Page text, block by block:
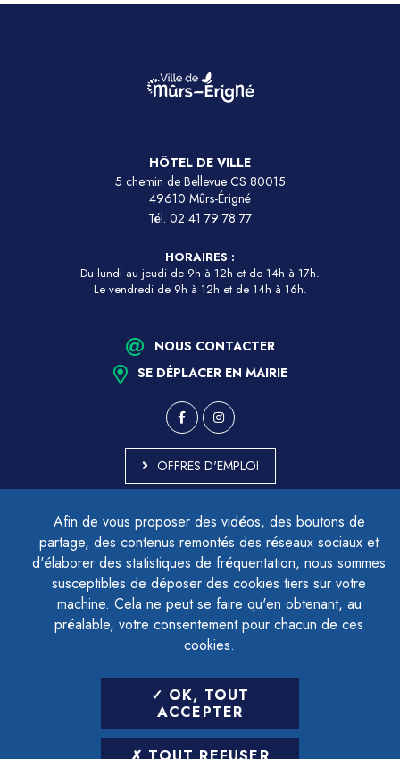
Afin de vous proposer des vidéos, des boutons de
partage, des contenus remontés des réseaux sociaux et
d'élaborer des statistiques de fréquentation, nous sommes
susceptibles de déposer des cookies tiers sur votre
machine. Cela ne peut se faire qu'en obtenant, au
préalable, votre consentement pour chacun de ces
cookies.
OK, TOUT
ACCEPTER
HÔTEL DE VILLE
5 chemin de Bellevue CS 80015
49610 Mûrs-Érigné
Tél. 02 41 79 78 77
HORAIRES :
Du lundi au jeudi de 9h à 12h et de 14h à 17h.
Le vendredi de 9h à 12h et de 14h à 16h.
NOUS CONTACTER
SE DÉPLACER EN MAIRIE
OFFRES D'EMPLOI
ACCESSIBILITÉ - PARTIELLEMENT CONFORME
PLAN DU SITE
MENTIONS LÉGALES
CONTACTER LE DÉLÉGUÉ À LA PROTECTION DES DONNÉES
GESTION DES COOKIES
LETTRE D'INFORMATION
SAISIR VOTRE ADRESSE E-MAIL
POUR VOUS INSCRIRE :